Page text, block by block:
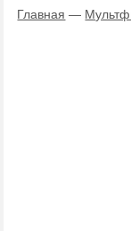
Главная —